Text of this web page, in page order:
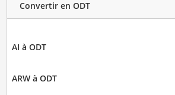
Convertir en ODT
AI à ODT
ARW à ODT